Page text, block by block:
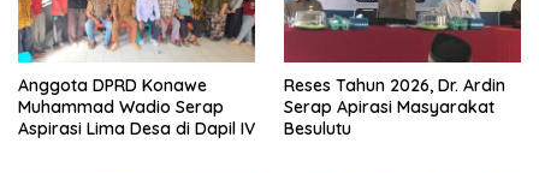
Anggota DPRD Konawe
Muhammad Wadio Serap
Aspirasi Lima Desa di Dapil IV
Reses Tahun 2026, Dr. Ardin
Serap Apirasi Masyarakat
Besulutu